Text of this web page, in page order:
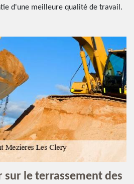
d'une meilleure qualité de travail.
sur le terrassement des